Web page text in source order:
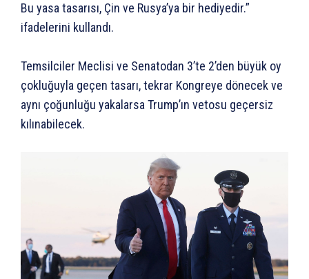
Bu yasa tasarısı, Çin ve Rusya’ya bir hediyedir.”
ifadelerini kullandı.
Temsilciler Meclisi ve Senatodan 3’te 2’den büyük oy
çokluğuyla geçen tasarı, tekrar Kongreye dönecek ve
aynı çoğunluğu yakalarsa Trump’ın vetosu geçersiz
kılınabilecek.